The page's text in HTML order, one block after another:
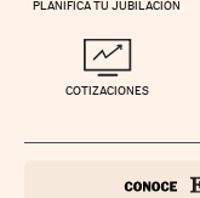
PLANIFICA TU JUBILACIÓN
COTIZACIONES